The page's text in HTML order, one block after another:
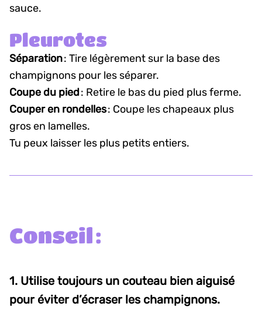
sauce.
Pleurotes
Séparation: Tire légèrement sur la base des
champignons pour les séparer.
Coupe du pied: Retire le bas du pied plus ferme.
Couper en rondelles: Coupe les chapeaux plus
gros en lamelles.
Tu peux laisser les plus petits entiers.
Conseil :
1. Utilise toujours un couteau bien aiguisé
pour éviter d’écraser les champignons.